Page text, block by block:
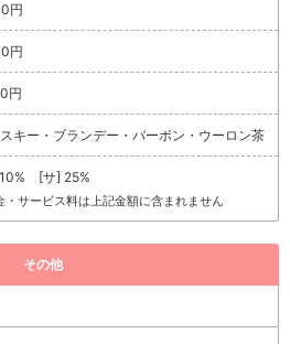
円
円
円
キー・ブランデー・バーボン・ウーロン茶
[サ] 25%
・サービス料は上記金額に含まれません
その他